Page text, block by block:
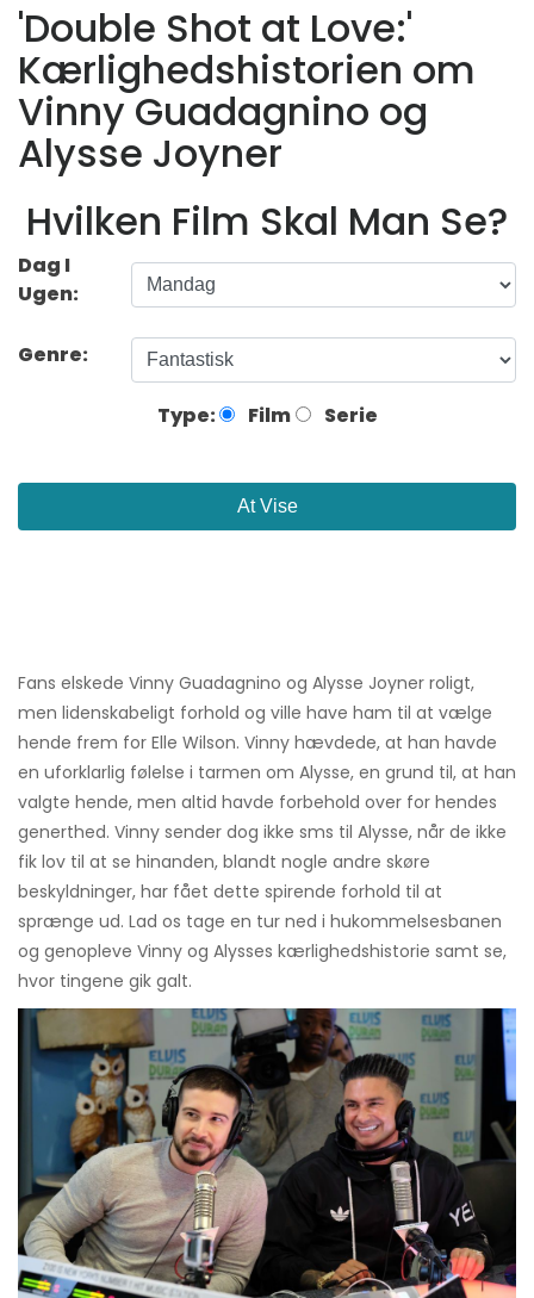
'Double Shot at Love:'
Kærlighedshistorien om
Vinny Guadagnino og
Alysse Joyner
Hvilken Film Skal Man Se?
Dag I
Ugen:
Genre:
Type: Film Serie
At Vise
Fans elskede Vinny Guadagnino og Alysse Joyner roligt,
men lidenskabeligt forhold og ville have ham til at vælge
hende frem for Elle Wilson. Vinny hævdede, at han havde
en uforklarlig følelse i tarmen om Alysse, en grund til, at han
valgte hende, men altid havde forbehold over for hendes
generthed. Vinny sender dog ikke sms til Alysse, når de ikke
fik lov til at se hinanden, blandt nogle andre skøre
beskyldninger, har fået dette spirende forhold til at
sprænge ud. Lad os tage en tur ned i hukommelsesbanen
og genopleve Vinny og Alysses kærlighedshistorie samt se,
hvor tingene gik galt.